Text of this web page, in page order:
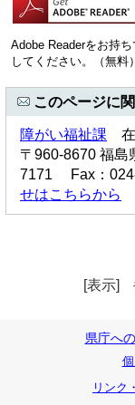
Adobe Readerをお持
してください。（無料）
このページに
障がい福祉課 在
〒960-8670 福
7171 Fax：
せはこちらから
[表示]
県庁へ
リンク